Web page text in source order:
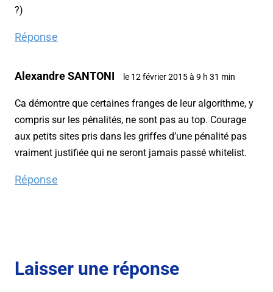
?)
Réponse
Alexandre SANTONI le 12 février 2015 à 9 h 31 min
Ca démontre que certaines franges de leur algorithme, y
compris sur les pénalités, ne sont pas au top. Courage
aux petits sites pris dans les griffes d’une pénalité pas
vraiment justifiée qui ne seront jamais passé whitelist.
Réponse
Laisser une réponse